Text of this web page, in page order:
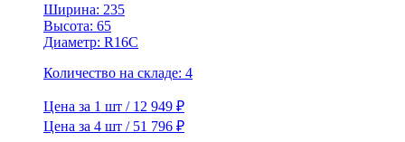
Ширина: 235
Высота: 65
Диаметр: R16C
Количество на складе: 4
Цена за 1 шт / 12 949 ₽
Цена за 4 шт / 51 796 ₽